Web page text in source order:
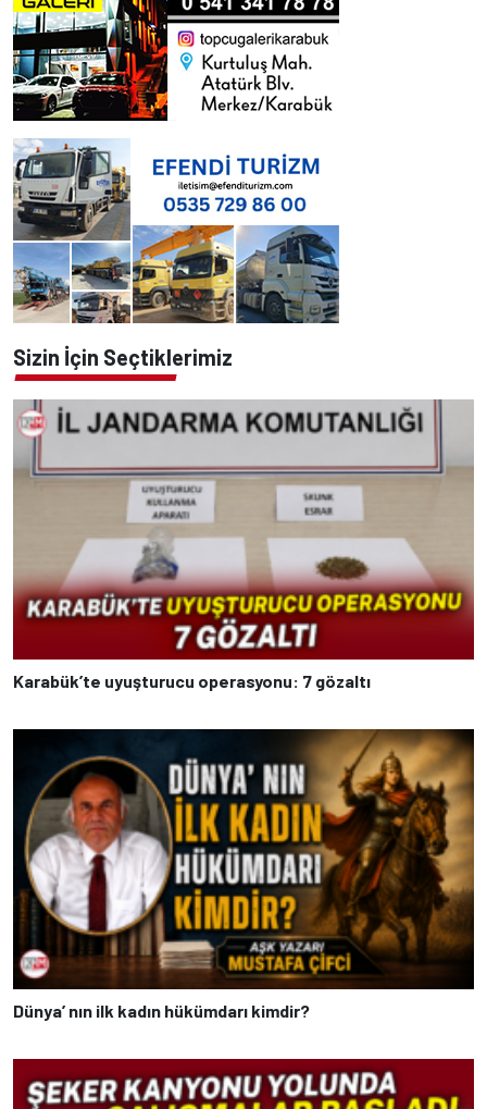
Sizin İçin Seçtiklerimiz
Karabük’te uyuşturucu operasyonu: 7 gözaltı
Dünya’ nın ilk kadın hükümdarı kimdir?